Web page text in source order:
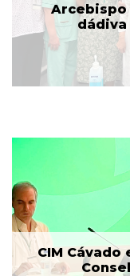
Arcebispo
dádiva
CIM Cávado